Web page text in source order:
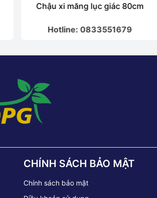
Chậu xi măng lục giác 80cm
Hotline: 0833551679
CHÍNH SÁCH BẢO MẬT
Chính sách bảo mật